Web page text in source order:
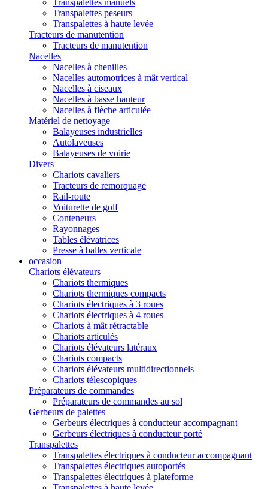
Transpalettes manuels
Transpalettes peseurs
Transpalettes à haute levée
Tracteurs de manutention
Tracteurs de manutention
Nacelles
Nacelles à chenilles
Nacelles automotrices à mât vertical
Nacelles à ciseaux
Nacelles à basse hauteur
Nacelles à flèche articulée
Matériel de nettoyage
Balayeuses industrielles
Autolaveuses
Balayeuses de voirie
Divers
Chariots cavaliers
Tracteurs de remorquage
Rail-route
Voiturette de golf
Conteneurs
Rayonnages
Tables élévatrices
Presse à balles verticale
occasion
Chariots élévateurs
Chariots thermiques
Chariots thermiques compacts
Chariots électriques à 3 roues
Chariots électriques à 4 roues
Chariots à mât rétractable
Chariots articulés
Chariots élévateurs latéraux
Chariots compacts
Chariots élévateurs multidirectionnels
Chariots télescopiques
Préparateurs de commandes
Préparateurs de commandes au sol
Gerbeurs de palettes
Gerbeurs électriques à conducteur accompagnant
Gerbeurs électriques à conducteur porté
Transpalettes
Transpalettes électriques à conducteur accompagnant
Transpalettes électriques autoportés
Transpalettes électriques à plateforme